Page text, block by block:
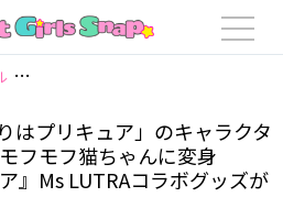
【写真 19/29】「ふたりはプリキュア」
はプリキュア」のキャラクタ
フモフ猫ちゃんに変身
』Ms LUTRAコラボグッズが